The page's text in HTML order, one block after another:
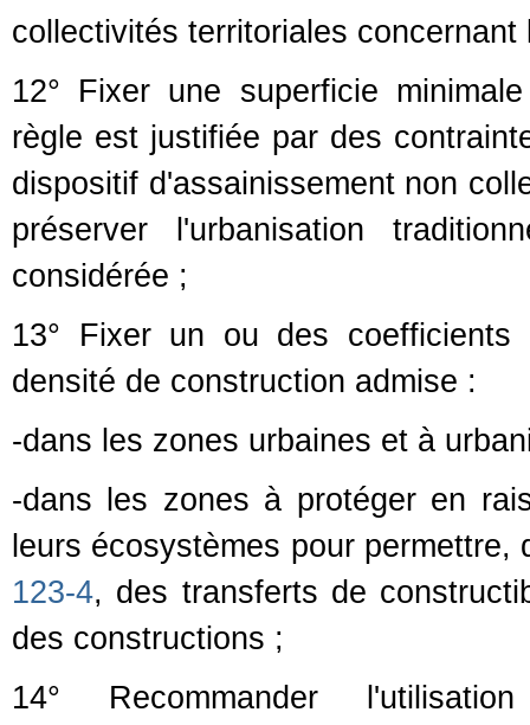
collectivités territoriales
12° Fixer une superficie
règle est justifiée par des
dispositif d'assainissement non
préserver l'urbanisation
considérée ;
13° Fixer un ou des
densité de construction admise :
-dans les zones urbaines et à
-dans les zones à protéger en
leurs écosystèmes pour
123-4, des transferts de
des constructions ;
14° Recommander